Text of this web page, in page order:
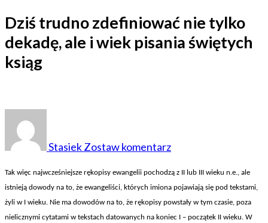
Dziś trudno zdefiniować nie tylko
dekadę, ale i wiek pisania świętych
ksiąg
StasiekZostaw komentarz
zdefiniować
nie
dekadę,
ale
i
Tak więc najwcześniejsze rękopisy ewangelii pochodzą z II lub III wieku n.e., ale
istnieją dowody na to, że ewangeliści, których imiona pojawiają się pod tekstami,
żyli w I wieku. Nie ma dowodów na to, że rękopisy powstały w tym czasie, poza
nielicznymi cytatami w tekstach datowanych na koniec I – początek II wieku. W